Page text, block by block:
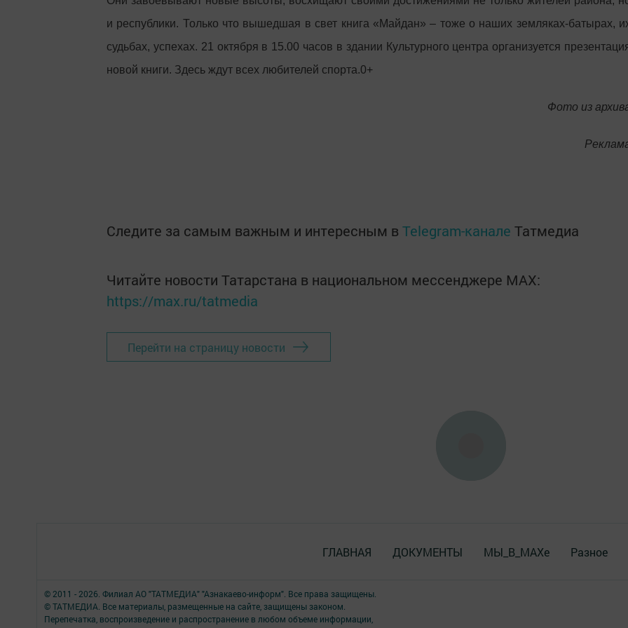
и республики. Только что вышедшая в свет книга «Майдан» – тоже о наших земляках-батырах,
судьбах, успехах. 21 октября в 15.00 часов в здании Культурного центра организуется
новой книги. Здесь ждут всех любителей спорта.0+
Фото из
Следите за самым важным и интересным в Telegram-канале Татмедиа
Читайте новости Татарстана в национальном мессенджере MАХ:
https://max.ru/tatmedia
Перейти на страницу новости
ГЛАВНАЯ ДОКУМЕНТЫ МЫ_В_MAXе Разное
© 2011 - 2026. Филиал АО "ТАТМЕДИА" "Азнакаево-информ". Все права защищены.
© ТАТМЕДИА. Все материалы, размещенные на сайте, защищены законом.
Перепечатка, воспроизведение и распространение в любом объеме информации,